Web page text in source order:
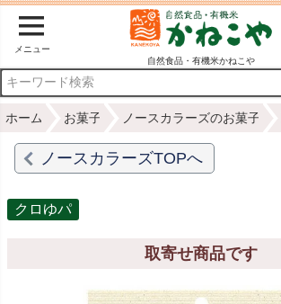
メニュー
自然食品・有機米かねこや
ホーム お菓子 ノースカラーズのお菓子
ノースカラーズTOPへ
クロゆパ
取寄せ商品です